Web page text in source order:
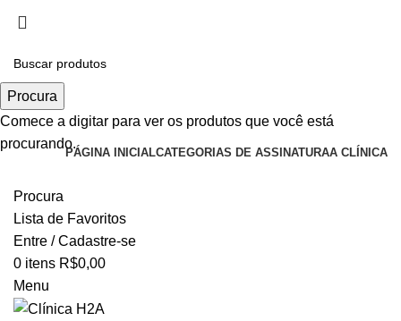
resultados surpreendentes!
Trabalhe Conosco
PÁGINA INICIALCATEGORIAS DE ASSINATURAA CLÍNICA
Procura
Lista de Favoritos
Entre / Cadastre-se
0 itens R$0,00
Menu
Procura
Comece a digitar para ver os produtos que você está
procurando.